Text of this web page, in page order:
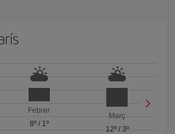
Febrer
8º/ 1º
Març
12º/ 3º